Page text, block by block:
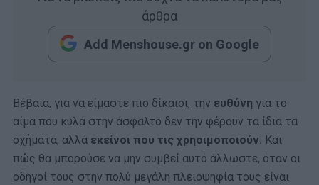
άρθρα
Add Menshouse.gr on Google
Βέβαια, για να είμαστε πιο δίκαιοι, την ευθύνη για το
αίμα που κυλά στην άσφαλτο δεν την φέρουν τα ίδια τα
οχήματα, αλλά εκείνοι που τις χρησιμοποιούν. Και
πώς θα μπορούσε να μην συμβεί αυτό άλλωστε, όταν οι
οδηγοί τους στην πολύ μεγάλη πλειοψηφία τους είναι